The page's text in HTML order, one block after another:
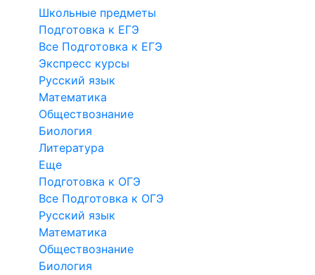
Школьные предметы
Подготовка к ЕГЭ
Все Подготовка к ЕГЭ
Экспресс курсы
Русский язык
Математика
Обществознание
Биология
Литература
Еще
Подготовка к ОГЭ
Все Подготовка к ОГЭ
Русский язык
Математика
Обществознание
Биология